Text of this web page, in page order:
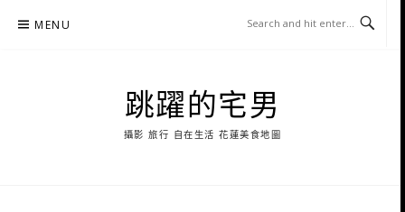
MENU
跳躍的宅男
攝影 旅行 自在生活 花蓮美食地圖